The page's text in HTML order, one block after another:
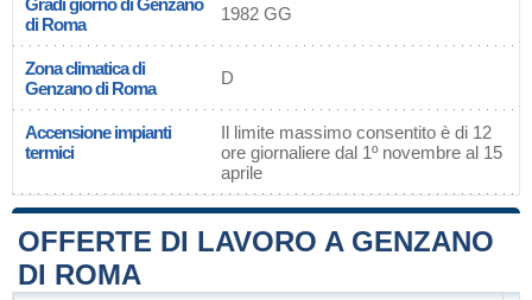
Gradi giorno di Genzano
di Roma
1982 GG
Zona climatica di
Genzano di Roma
D
Accensione impianti
termici
Il limite massimo consentito è di 12
ore giornaliere dal 1º novembre al 15
aprile
OFFERTE DI LAVORO A GENZANO
DI ROMA